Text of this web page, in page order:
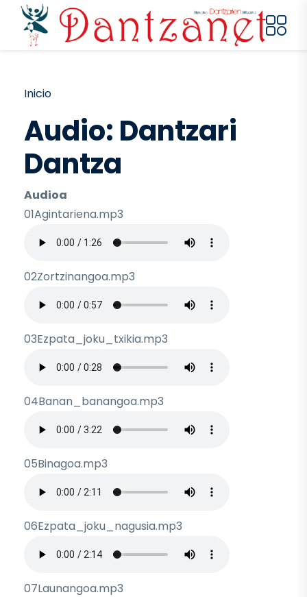
Pasar al contenido principal
Ruta de navegación
Inicio
Audio: Dantzari
Dantza
Audioa
01Agintariena.mp3
02Zortzinangoa.mp3
03Ezpata_joku_txikia.mp3
04Banan_banangoa.mp3
05Binagoa.mp3
06Ezpata_joku_nagusia.mp3
07Launangoa.mp3